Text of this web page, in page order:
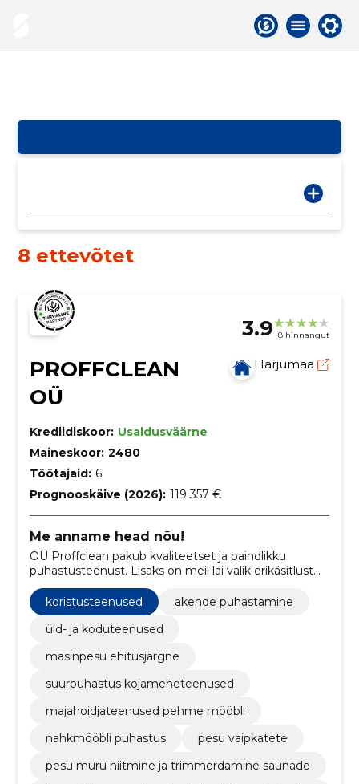
8 ettevõtet
3.9 8 hinnangut
PROFFCLEAN
OÜ
Harjumaa
Krediidiskoor: Usaldusväärne
Maineskoor: 2480
Töötajaid: 6
Prognooskäive (2026): 119 357 €
Me anname head nõu!
OÜ Proffclean pakub kvaliteetset ja paindlikku
puhastusteenust. Lisaks on meil lai valik erikäsitlust
nõudvaid teenuseid, mis aitab Sul vabaneda
koristusmuredest ja pühenduda oma põhitegevusele.
koristusteenused
akende puhastamine
üld- ja koduteenused
masinpesu ehitusjärgne
suurpuhastus kojameheteenused
majahoidjateenused pehme mööbli
nahkmööbli puhastus
pesu vaipkatete
pesu muru niitmine ja trimmerdamine saunade